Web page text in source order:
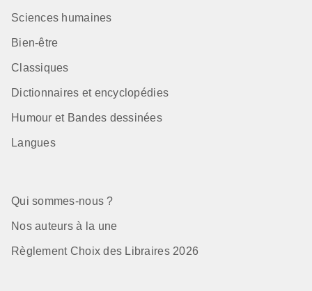
Sciences humaines
Bien-être
Classiques
Dictionnaires et encyclopédies
Humour et Bandes dessinées
Langues
Qui sommes-nous ?
Nos auteurs à la une
Règlement Choix des Libraires 2026